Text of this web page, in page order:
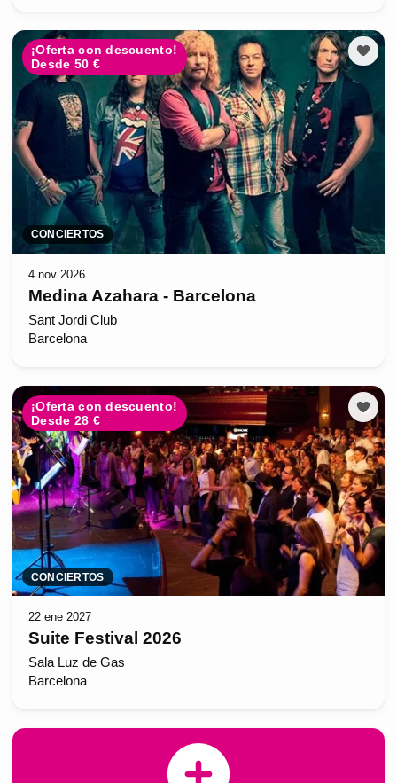
¡Oferta con descuento!
Desde 50 €
CONCIERTOS
4 nov 2026
Medina Azahara - Barcelona
Sant Jordi Club
Barcelona
¡Oferta con descuento!
Desde 28 €
CONCIERTOS
22 ene 2027
Suite Festival 2026
Sala Luz de Gas
Barcelona